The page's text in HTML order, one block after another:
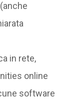
in rete,
online
software